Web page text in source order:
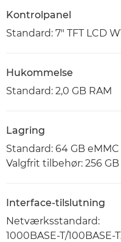
Kontrolpanel
Standard: 7" TFT LCD
Hukommelse
Standard: 2,0 GB RAM
Lagring
Standard: 64 GB eMMC
Valgfrit tilbehør: 256 GB
Interface-tilslutning
Netværksstandard:
1000BASE-T/100BASE-